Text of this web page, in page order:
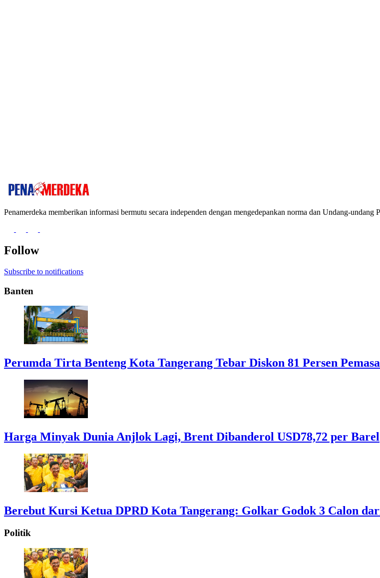
Penamerdeka memberikan informasi bermutu secara independen dengan mengedepankan norma dan Undang-undang
Follow
Subscribe to notifications
Banten
Perumda Tirta Benteng Kota Tangerang Tebar Diskon 81 Persen
Harga Minyak Dunia Anjlok Lagi, Brent Dibanderol USD78,72 per Barel
Berebut Kursi Ketua DPRD Kota Tangerang: Golkar Godok 3 Calon
Politik